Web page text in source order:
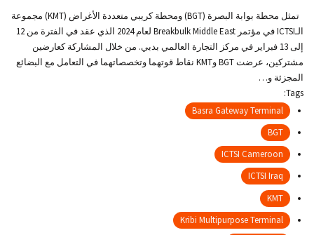
r
u
m
b
تمثل محطة بوابة البصرة (BGT) ومحطة كريبي متعددة الأغراض (KMT) مجموعة
الـICTSI في مؤتمر Breakbulk Middle East لعام 2024 الذي عقد في الفترة من 12
إلى 13 فبراير في مركز التجارة العالمي بدبي. من خلال المشاركة كعارضين
مشتركين، عرضت BGT وKMT نقاط قوتهما وتخصصاتهما في التعامل مع البضائع
المجزئة و…
Tags:
Basra Gateway Terminal
BGT
ICTSI Cameroon
ICTSI Iraq
KMT
Kribi Multipurpose Terminal